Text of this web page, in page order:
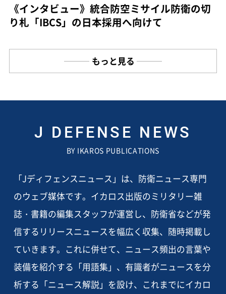
《インタビュー》統合防空ミサイル防衛の切
り札「IBCS」の日本採用へ向けて
もっと見る
J DEFENSE NEWS
BY IKAROS PUBLICATIONS
「Jディフェンスニュース」は、防衛ニュース専門
のウェブ媒体です。イカロス出版のミリタリー雑
誌・書籍の編集スタッフが運営し、防衛省などが発
信するリリースニュースを幅広く収集、随時掲載し
ていきます。これに併せて、ニュース頻出の言葉や
装備を紹介する「用語集」、有識者がニュースを分
析する「ニュース解説」を設け、これまでにイカロ